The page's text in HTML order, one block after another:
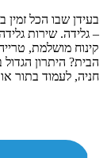
בעידן שבו הכל זמין
– גלידה. שירות
קינוח מושלמת,
הבית? היתרון
חניה, לעמוד